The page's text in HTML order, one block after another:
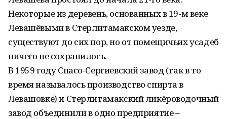
Некоторые из деревень, основанных в 19-м веке
Левашёвыми в Стерлитамакском уезде,
существуют до сих пор, но от помещичьих усадеб
ничего не сохранилось.
В 1959 году Спасо-Сергиевский завод (так в то
время называлось производство спирта в
Левашовке) и Стерлитамакский ликёроводочный
завод объединили в одно предприятие –